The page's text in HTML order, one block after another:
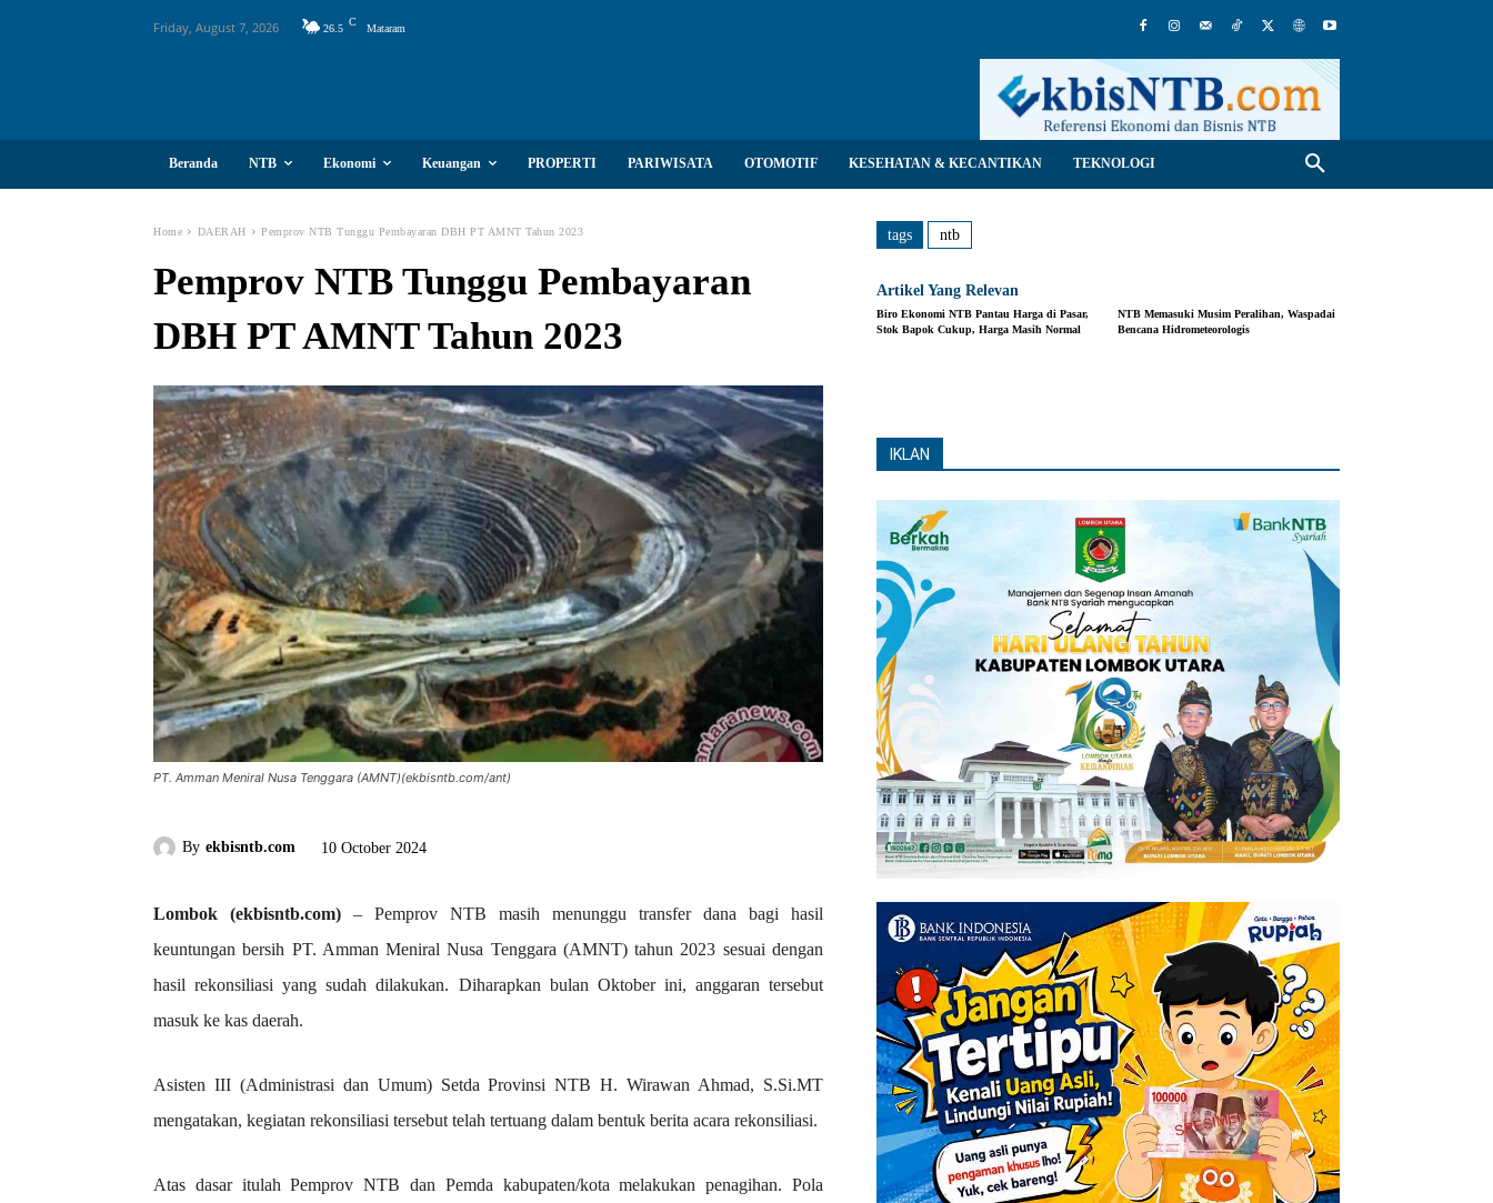
Friday, August 7, 2026 26.5
C
Mataram
Beranda NTB Ekonomi Keuangan PROPERTI PARIWISATA OTOMOTIF KESEHATAN & KECANTIKAN TEKNOLOGI
Home DAERAH Pemprov NTB Tunggu Pembayaran DBH PT AMNT Tahun 2023
Pemprov NTB Tunggu Pembayaran
DBH PT AMNT Tahun 2023
PT. Amman Meniral Nusa Tenggara (AMNT)(ekbisntb.com/ant)
By ekbisntb.com 10 October 2024
Lombok (ekbisntb.com) – Pemprov NTB masih menunggu transfer dana bagi hasil
keuntungan bersih PT. Amman Meniral Nusa Tenggara (AMNT) tahun 2023 sesuai dengan
hasil rekonsiliasi yang sudah dilakukan. Diharapkan bulan Oktober ini, anggaran tersebut
masuk ke kas daerah.
Asisten III (Administrasi dan Umum) Setda Provinsi NTB H. Wirawan Ahmad, S.Si.MT
mengatakan, kegiatan rekonsiliasi tersebut telah tertuang dalam bentuk berita acara rekonsiliasi.
Atas dasar itulah Pemprov NTB dan Pemda kabupaten/kota melakukan penagihan. Pola
tags ntb
Artikel Yang Relevan
Biro Ekonomi NTB Pantau Harga di Pasar,
Stok Bapok Cukup, Harga Masih Normal
NTB Memasuki Musim Peralihan, Waspadai
Bencana Hidrometeorologis
IKLAN